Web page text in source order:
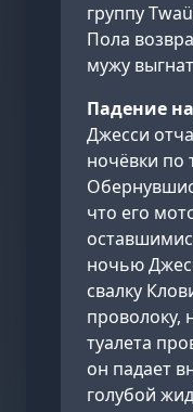
группу
Пола
мужу
Падение
Джесси
ночёвки по
что его
ночью
свалку
проволоку,
туалета
он падает
голубой